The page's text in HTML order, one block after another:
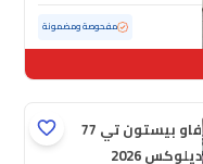
مفحوصة ومضمونة
فاو بيستون تي 77
ديلوكس 2026